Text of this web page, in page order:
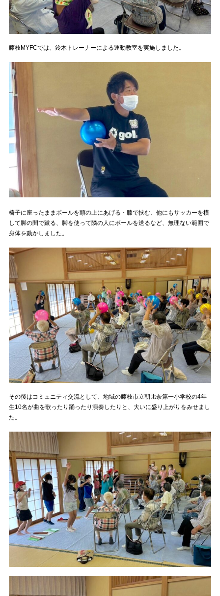
藤枝MYFCでは、鈴木トレーナーによる運動教室を実施しました。
椅子に座ったままボールを頭の上にあげる・膝で挟む、他にもサッカーを模
して脚の間で蹴る、脚を使って隣の人にボールを送るなど、無理ない範囲で
身体を動かしました。
その後はコミュニティ交流として、地域の藤枝市立朝比奈第一小学校の4年
生10名が曲を歌ったり踊ったり演奏したりと、大いに盛り上がりをみせまし
た。